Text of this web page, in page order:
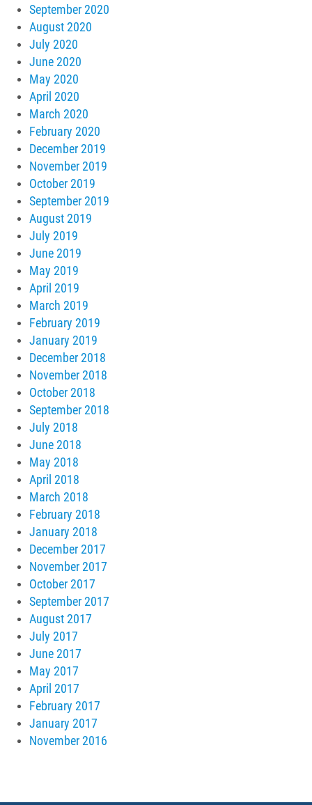
September 2020
August 2020
July 2020
June 2020
May 2020
April 2020
March 2020
February 2020
December 2019
November 2019
October 2019
September 2019
August 2019
July 2019
June 2019
May 2019
April 2019
March 2019
February 2019
January 2019
December 2018
November 2018
October 2018
September 2018
July 2018
June 2018
May 2018
April 2018
March 2018
February 2018
January 2018
December 2017
November 2017
October 2017
September 2017
August 2017
July 2017
June 2017
May 2017
April 2017
February 2017
January 2017
November 2016